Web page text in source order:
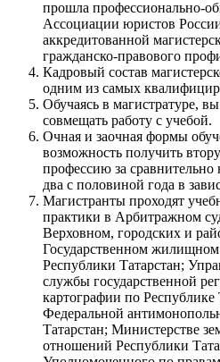
прошла профессионально-
Ассоциации юристов
аккредитованной
гражданско-правового
Кадровый состав
одним из самых
Обучаясь в магистратуре,
совмещать работу с учебой.
Очная и заочная формы
возможность получить
профессию за
два с половиной года в
Магистранты проходят
практики в Арбитражном
Верховном, городских и
Государственном
Республики Татарстан;
службы государственной
картографии по
Федеральной
Татарстан; Министерстве
отношений Республики